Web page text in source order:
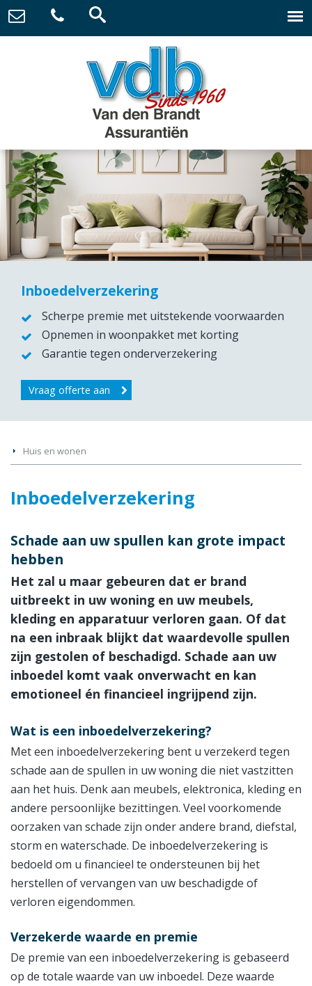
Inboedelverzekering
Scherpe premie met uitstekende voorwaarden
Opnemen in woonpakket met korting
Garantie tegen onderverzekering
Vraag offerte aan
Huis en wonen
Inboedelverzekering
Schade aan uw spullen kan grote impact
hebben
Het zal u maar gebeuren dat er brand
uitbreekt in uw woning en uw meubels,
kleding en apparatuur verloren gaan. Of dat
na een inbraak blijkt dat waardevolle spullen
zijn gestolen of beschadigd. Schade aan uw
inboedel komt vaak onverwacht en kan
emotioneel én financieel ingrijpend zijn.
Wat is een inboedelverzekering?
Met een inboedelverzekering bent u verzekerd tegen
schade aan de spullen in uw woning die niet vastzitten
aan het huis. Denk aan meubels, elektronica, kleding en
andere persoonlijke bezittingen. Veel voorkomende
oorzaken van schade zijn onder andere brand, diefstal,
storm en waterschade. De inboedelverzekering is
bedoeld om u financieel te ondersteunen bij het
herstellen of vervangen van uw beschadigde of
verloren eigendommen.
Verzekerde waarde en premie
De premie van een inboedelverzekering is gebaseerd
op de totale waarde van uw inboedel. Deze waarde